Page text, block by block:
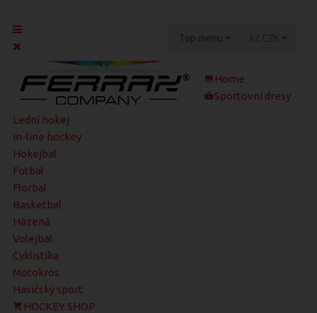
Kč CZK
Top menu
Home
Sportovní dresy
Lední hokej
In-line hockey
Hokejbal
Fotbal
Florbal
Basketbal
Házená
Volejbal
Cyklistika
Motokros
Hasičský sport
HOCKEY SHOP